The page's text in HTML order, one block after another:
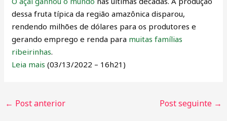
dessa fruta típica da região amazônica disparou,
rendendo milhões de dólares para os produtores e
gerando emprego e renda para muitas famílias
ribeirinhas.
Leia mais (03/13/2022 – 16h21)
← Post anterior Post seguinte →